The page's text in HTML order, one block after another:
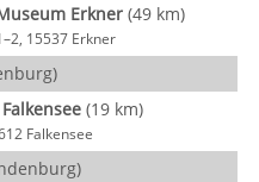
Erkner(49 km)
15537 Erkner
(19 km)
Falkensee